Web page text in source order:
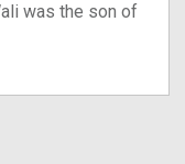
was the son of